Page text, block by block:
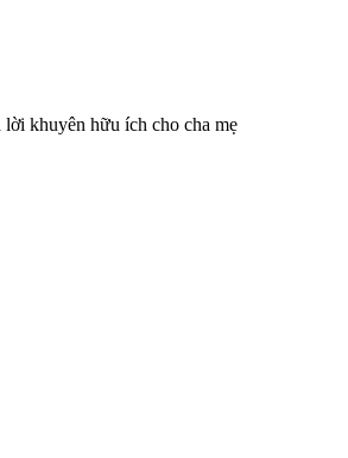
khuyên hữu ích cho cha mẹ